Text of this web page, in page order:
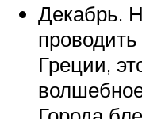
Декабрь.
Греции,